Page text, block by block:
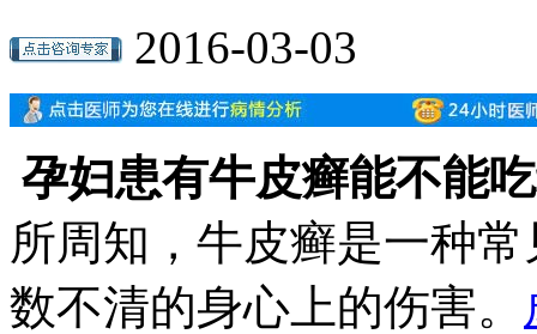
2016-03-03
孕妇患有牛皮癣能不能
所周知，牛皮癣是一种
数不清的身心上的伤害。